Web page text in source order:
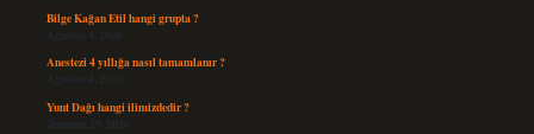
Bilge Kağan Etil hangi grupta ?
Ağustos 4, 2026
Anestezi 4 yıllığa nasıl tamamlanır ?
Ağustos 4, 2026
Yunt Dağı hangi ilimizdedir ?
Temmuz 29, 2026